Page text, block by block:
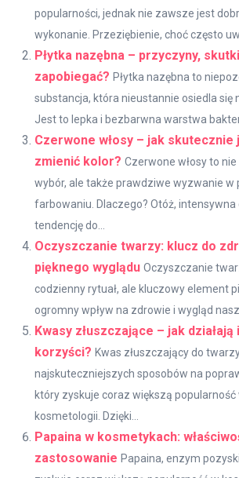
popularności, jednak nie zawsze jest
wykonanie. Przeziębienie, choć często
Płytka nazębna – przyczyny,
zapobiegać? Płytka nazębna to
substancja, która nieustannie osiedla się
Jest to lepka i bezbarwna warstwa
Czerwone włosy – jak skutecznie
zmienić kolor? Czerwone włosy to
wybór, ale także prawdziwe wyzwanie w
farbowaniu. Dlaczego? Otóż,
tendencję do...
Oczyszczanie twarzy: klucz do
pięknego wyglądu Oczyszczanie
codzienny rytuał, ale kluczowy element
ogromny wpływ na zdrowie i wygląd
Kwasy złuszczające – jak
korzyści? Kwas złuszczający do
najskuteczniejszych sposobów na
który zyskuje coraz większą popularność
kosmetologii. Dzięki...
Papaina w kosmetykach:
zastosowanie Papaina, enzym